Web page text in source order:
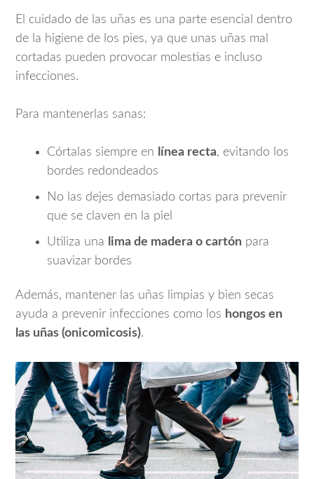
El cuidado de las uñas es una parte esencial dentro
de la higiene de los pies, ya que unas uñas mal
cortadas pueden provocar molestias e incluso
infecciones.
Para mantenerlas sanas:
Córtalas siempre en línea recta, evitando los
bordes redondeados
No las dejes demasiado cortas para prevenir
que se claven en la piel
Utiliza una lima de madera o cartón para
suavizar bordes
Además, mantener las uñas limpias y bien secas
ayuda a prevenir infecciones como los hongos en
las uñas (onicomicosis).